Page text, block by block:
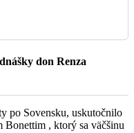
pre rodinu
Kowalskej
aj do Čenstochovej
Európe) a neobídu Krakov,
Prípadní
februára u p. farára.
don Renza
po Sovensku, uskutočnilo
Bonettim , ktorý sa väčšinu